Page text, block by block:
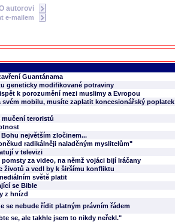
autorovi
e-mailem
Guantánama
geneticky modifikované potraviny
k porozumění mezi muslimy a Evropou
svém mobilu, musíte zaplatit koncesionářský poplatek
mučení teroristů
největším zločinem...
radikálněji naladěným myslitelům"
v televizi
pomsty za video, na němž vojáci bijí Iráčany
životů a vedl by k širšímu konfliktu
světě platit
se Bible
z hnízd
se nebude řídit platným právním řádem
se, ale takhle jsem to nikdy neřekl."